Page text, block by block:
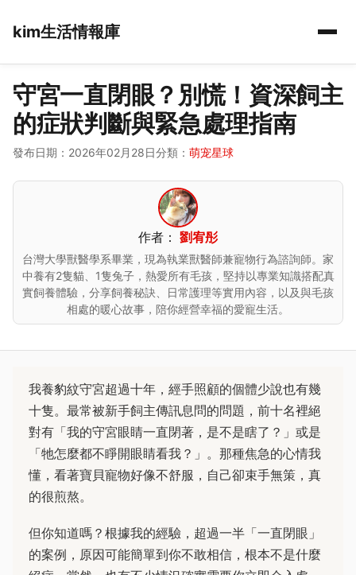
kim生活情報庫
守宮一直閉眼？別慌！資深飼主
的症狀判斷與緊急處理指南
發布日期：2026年02月28日分類： 萌宠星球
作者： 劉宥彤
台灣大學獸醫學系畢業，現為執業獸醫師兼寵物行為諮詢師。家
中養有2隻貓、1隻兔子，熱愛所有毛孩，堅持以專業知識搭配真
實飼養體驗，分享飼養秘訣、日常護理等實用內容，以及與毛孩
相處的暖心故事，陪你經營幸福的愛寵生活。
我養豹紋守宮超過十年，經手照顧的個體少說也有幾
十隻。最常被新手飼主傳訊息問的問題，前十名裡絕
對有「我的守宮眼睛一直閉著，是不是瞎了？」或是
「牠怎麼都不睜開眼睛看我？」。那種焦急的心情我
懂，看著寶貝寵物好像不舒服，自己卻束手無策，真
的很煎熬。
但你知道嗎？根據我的經驗，超過一半「一直閉眼」
的案例，原因可能簡單到你不敢相信，根本不是什麼